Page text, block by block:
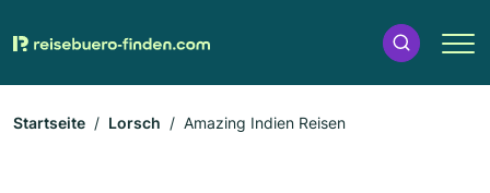
Startseite Lorsch Amazing Indien Reisen